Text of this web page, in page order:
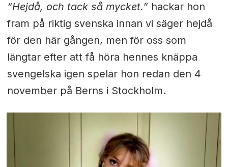
“Hejdå, och tack så mycket.”hackar hon
fram på riktig svenska innan vi säger hejdå
för den här gången, men för oss som
längtar efter att få höra hennes knäppa
svengelska igen spelar hon redan den 4
november på Berns i Stockholm.